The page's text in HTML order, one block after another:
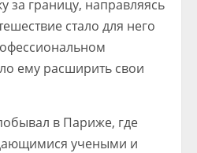
за границу, направляясь
стало для него
ему расширить свои
в Париже, где
учеными и